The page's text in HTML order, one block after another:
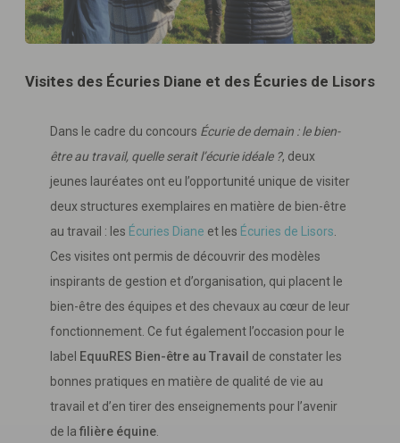
Visites des Écuries Diane et des Écuries de Lisors
Dans le cadre du concours Écurie de demain : le bien-
être au travail, quelle serait l’écurie idéale ?, deux
jeunes lauréates ont eu l’opportunité unique de visiter
deux structures exemplaires en matière de bien-être
au travail : les Écuries Diane et les Écuries de Lisors
Ces visites ont permis de découvrir des modèles
inspirants de gestion et d’organisation, qui placent le
bien-être des équipes et des chevaux au cœur de leur
fonctionnement. Ce fut également l’occasion pour le
label EquuRES Bien-être au Travail de constater les
bonnes pratiques en matière de qualité de vie au
travail et d’en tirer des enseignements pour l’avenir
de la filière équine